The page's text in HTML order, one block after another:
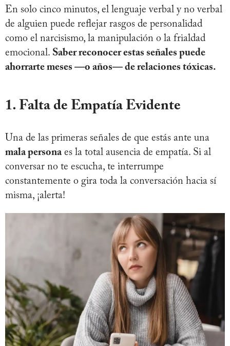
En solo cinco minutos, el lenguaje verbal y no verbal
de alguien puede reflejar rasgos de personalidad
como el narcisismo, la manipulación o la frialdad
emocional. Saber reconocer estas señales puede
ahorrarte meses —o años— de relaciones tóxicas.
1. Falta de Empatía Evidente
Una de las primeras señales de que estás ante una
mala personaes la total ausencia de empatía. Si al
conversar no te escucha, te interrumpe
constantemente o gira toda la conversación hacia sí
misma, ¡alerta!